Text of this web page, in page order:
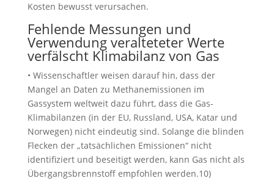
Kosten bewusst verursachen.
Fehlende Messungen und
Verwendung veralteteter Werte
verfälscht Klimabilanz von Gas
• Wissenschaftler weisen darauf hin, dass der
Mangel an Daten zu Methanemissionen im
Gassystem weltweit dazu führt, dass die Gas-
Klimabilanzen (in der EU, Russland, USA, Katar und
Norwegen) nicht eindeutig sind. Solange die blinden
Flecken der „tatsächlichen Emissionen“ nicht
identifiziert und beseitigt werden, kann Gas nicht als
Übergangsbrennstoff empfohlen werden.10)